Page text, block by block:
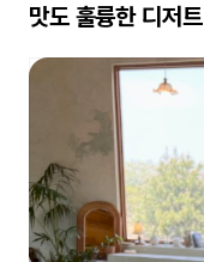
맛도 훌륭한 디저트